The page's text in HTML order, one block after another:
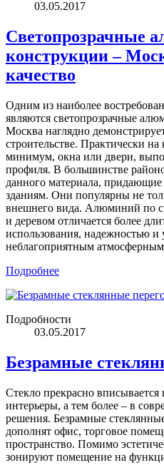
03.05.2017
Светопрозрачные
конструкции –
качество
Одним из наиболее
являются светопрозрачные
Москва наглядно
строительстве. Практически
минимум, окна или двери,
профиля. В большинстве
данного материала,
зданиям. Они популярны не
внешнего вида. Алюминий по
и деревом отличается более
использования, надежностью и
неблагоприятным
Подробнее
Подробности
03.05.2017
Безрамные
Стекло прекрасно
интерьеры, а тем более – в
решения. Безрамные
дополнят офис, торговое
пространство. Помимо
зонируют помещение на